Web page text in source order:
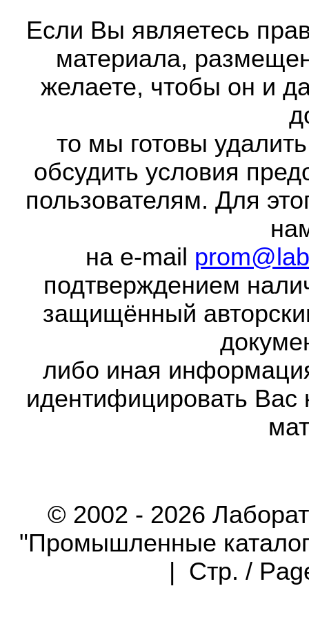
Если Вы являетесь
материала,
желаете, чтобы он и
то мы готовы
обсудить условия
пользователям. Для
на e-mail
подтверждением
защищённый
либо иная
идентифицировать Вас
© 2002 - 2026
"Промышленные
| Стр. /